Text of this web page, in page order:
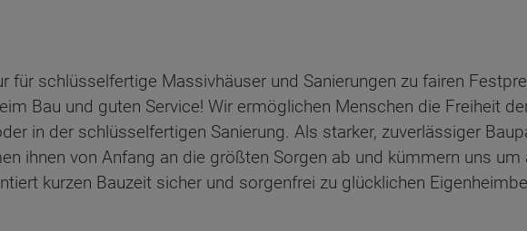
für schlüsselfertige Massivhäuser und Sanierungen zu fairen
Bau und guten Service! Wir ermöglichen Menschen die Freiheit
in der schlüsselfertigen Sanierung. Als starker, zuverlässiger
ihnen von Anfang an die größten Sorgen ab und kümmern uns um
kurzen Bauzeit sicher und sorgenfrei zu glücklichen